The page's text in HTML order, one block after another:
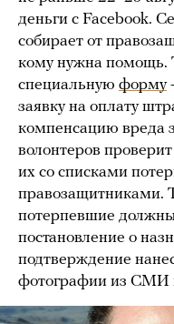
деньги с Facebook.
собирает от
кому нужна помощь.
специальную форму
заявку на оплату
компенсацию вреда
волонтеров
их со списками
правозащитниками.
потерпевшие должны
постановление о
подтверждение
фотографии из СМИ